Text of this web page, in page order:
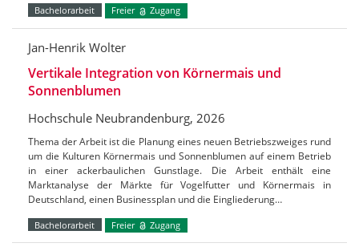
Bachelorarbeit Freier Zugang
Jan-Henrik Wolter
Vertikale Integration von Körnermais und
Sonnenblumen
Hochschule Neubrandenburg, 2026
Thema der Arbeit ist die Planung eines neuen Betriebszweiges rund
um die Kulturen Körnermais und Sonnenblumen auf einem Betrieb
in einer ackerbaulichen Gunstlage. Die Arbeit enthält eine
Marktanalyse der Märkte für Vogelfutter und Körnermais in
Deutschland, einen Businessplan und die Eingliederung…
Bachelorarbeit Freier Zugang